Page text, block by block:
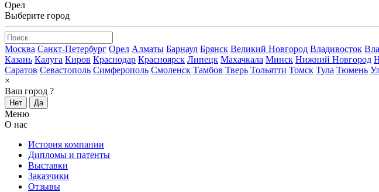
Орел
Выберите город
Москва Санкт-Петербург Орел Алматы Барнаул Брянск Великий Новгород Владивосток
Казань Калуга Киров Краснодар Красноярск Липецк Махачкала Минск Нижний Новгород
Саратов Севастополь Симферополь Смоленск Тамбов Тверь Тольятти Томск Тула Тюмень
×
Ваш город ?
Нет Да
Меню
О нас
История компании
Дипломы и патенты
Выставки
Заказчики
Отзывы